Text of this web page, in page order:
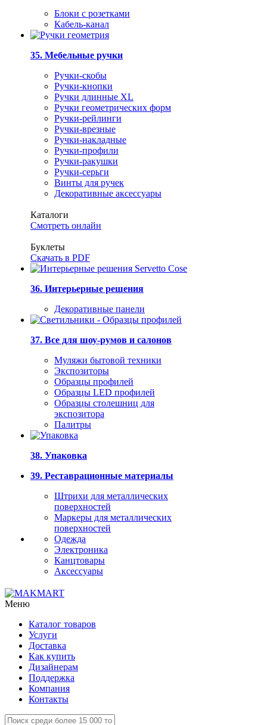
Блоки с розетками
Кабель-канал
35. Мебельные ручки
Ручки-скобы
Ручки-кнопки
Ручки длинные XL
Ручки геометрических форм
Ручки-рейлинги
Ручки-врезные
Ручки-накладные
Ручки-профили
Ручки-ракушки
Ручки-серьги
Винты для ручек
Декоративные аксессуары
Каталоги
Смотреть онлайн
Буклеты
Скачать в PDF
36. Интерьерные решения
Декоративные панели
37. Все для шоу-румов и салонов
Муляжи бытовой техники
Экспозиторы
Образцы профилей
Образцы LED профилей
Образцы столешниц для
экспозитора
Палитры
38. Упаковка
39. Реставрационные материалы
Штрихи для металлических
поверхностей
Маркеры для металлических
поверхностей
Одежда
Электроника
Канцтовары
Аксессуары
Меню
Каталог товаров
Услуги
Доставка
Как купить
Дизайнерам
Поддержка
Компания
Контакты